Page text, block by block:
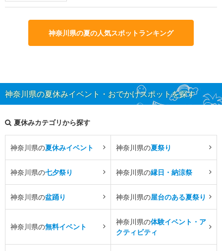
神奈川県の夏の人気スポットランキング
神奈川県の夏休みイベント・おでかけスポットを探す
夏休みカテゴリから探す
神奈川県の夏休みイベント 神奈川県の夏祭り
神奈川県の七夕祭り 神奈川県の縁日・納涼祭
神奈川県の盆踊り 神奈川県の屋台のある夏祭り
神奈川県の無料イベント
神奈川県の体験イベント・ア
クティビティ